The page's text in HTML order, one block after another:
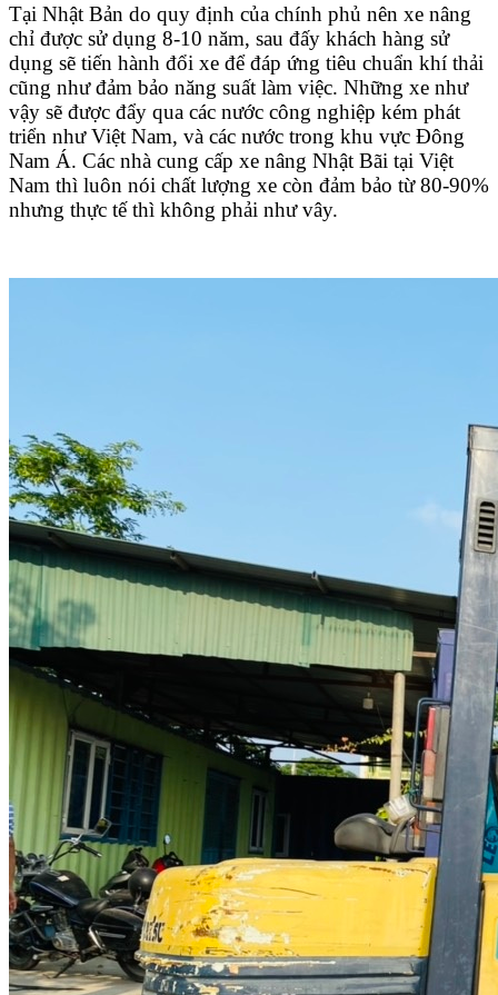
Tại Nhật Bản do quy định của chính phủ nên xe nâng
chỉ được sử dụng 8-10 năm, sau đấy khách hàng sử
dụng sẽ tiến hành đổi xe để đáp ứng tiêu chuẩn khí thải
cũng như đảm bảo năng suất làm việc. Những xe như
vậy sẽ được đẩy qua các nước công nghiệp kém phát
triển như Việt Nam, và các nước trong khu vực Đông
Nam Á. Các nhà cung cấp xe nâng Nhật Bãi tại Việt
Nam thì luôn nói chất lượng xe còn đảm bảo từ 80-90%
nhưng thực tế thì không phải như vây.